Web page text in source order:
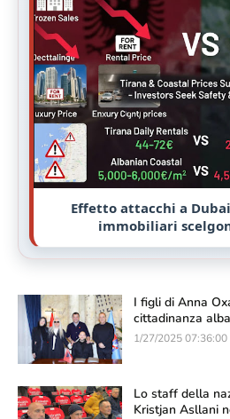
Effetto attacchi a
immobiliari
I figli di Anna
cittadinanza
1/27/2025 07:36:00
Lo staff della
Kristjan Asllani